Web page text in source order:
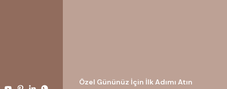
Özel Gününüz İçin İlk Adımı Atın